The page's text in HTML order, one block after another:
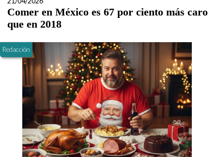
Comer en México es 67 por ciento más caro
que en 2018
Redacción